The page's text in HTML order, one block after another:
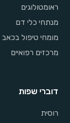
ראומטולוגים
מנתחי כלי דם
מומחי טיפול בכאב
מרכזים רפואיים
דוברי שפות
רוסית